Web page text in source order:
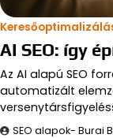
AI SEO: így
Az AI alapú SEO
automatizált
SEO alapok- Burai